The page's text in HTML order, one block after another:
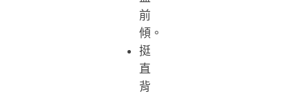
前
傾。
挺
直
背